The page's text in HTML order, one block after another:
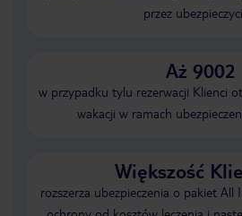
przez
Aż 9002
w przypadku tylu rezerwacji Klienci
wakacji w ramach
Większość
rozszerza ubezpieczenia o pakiet All